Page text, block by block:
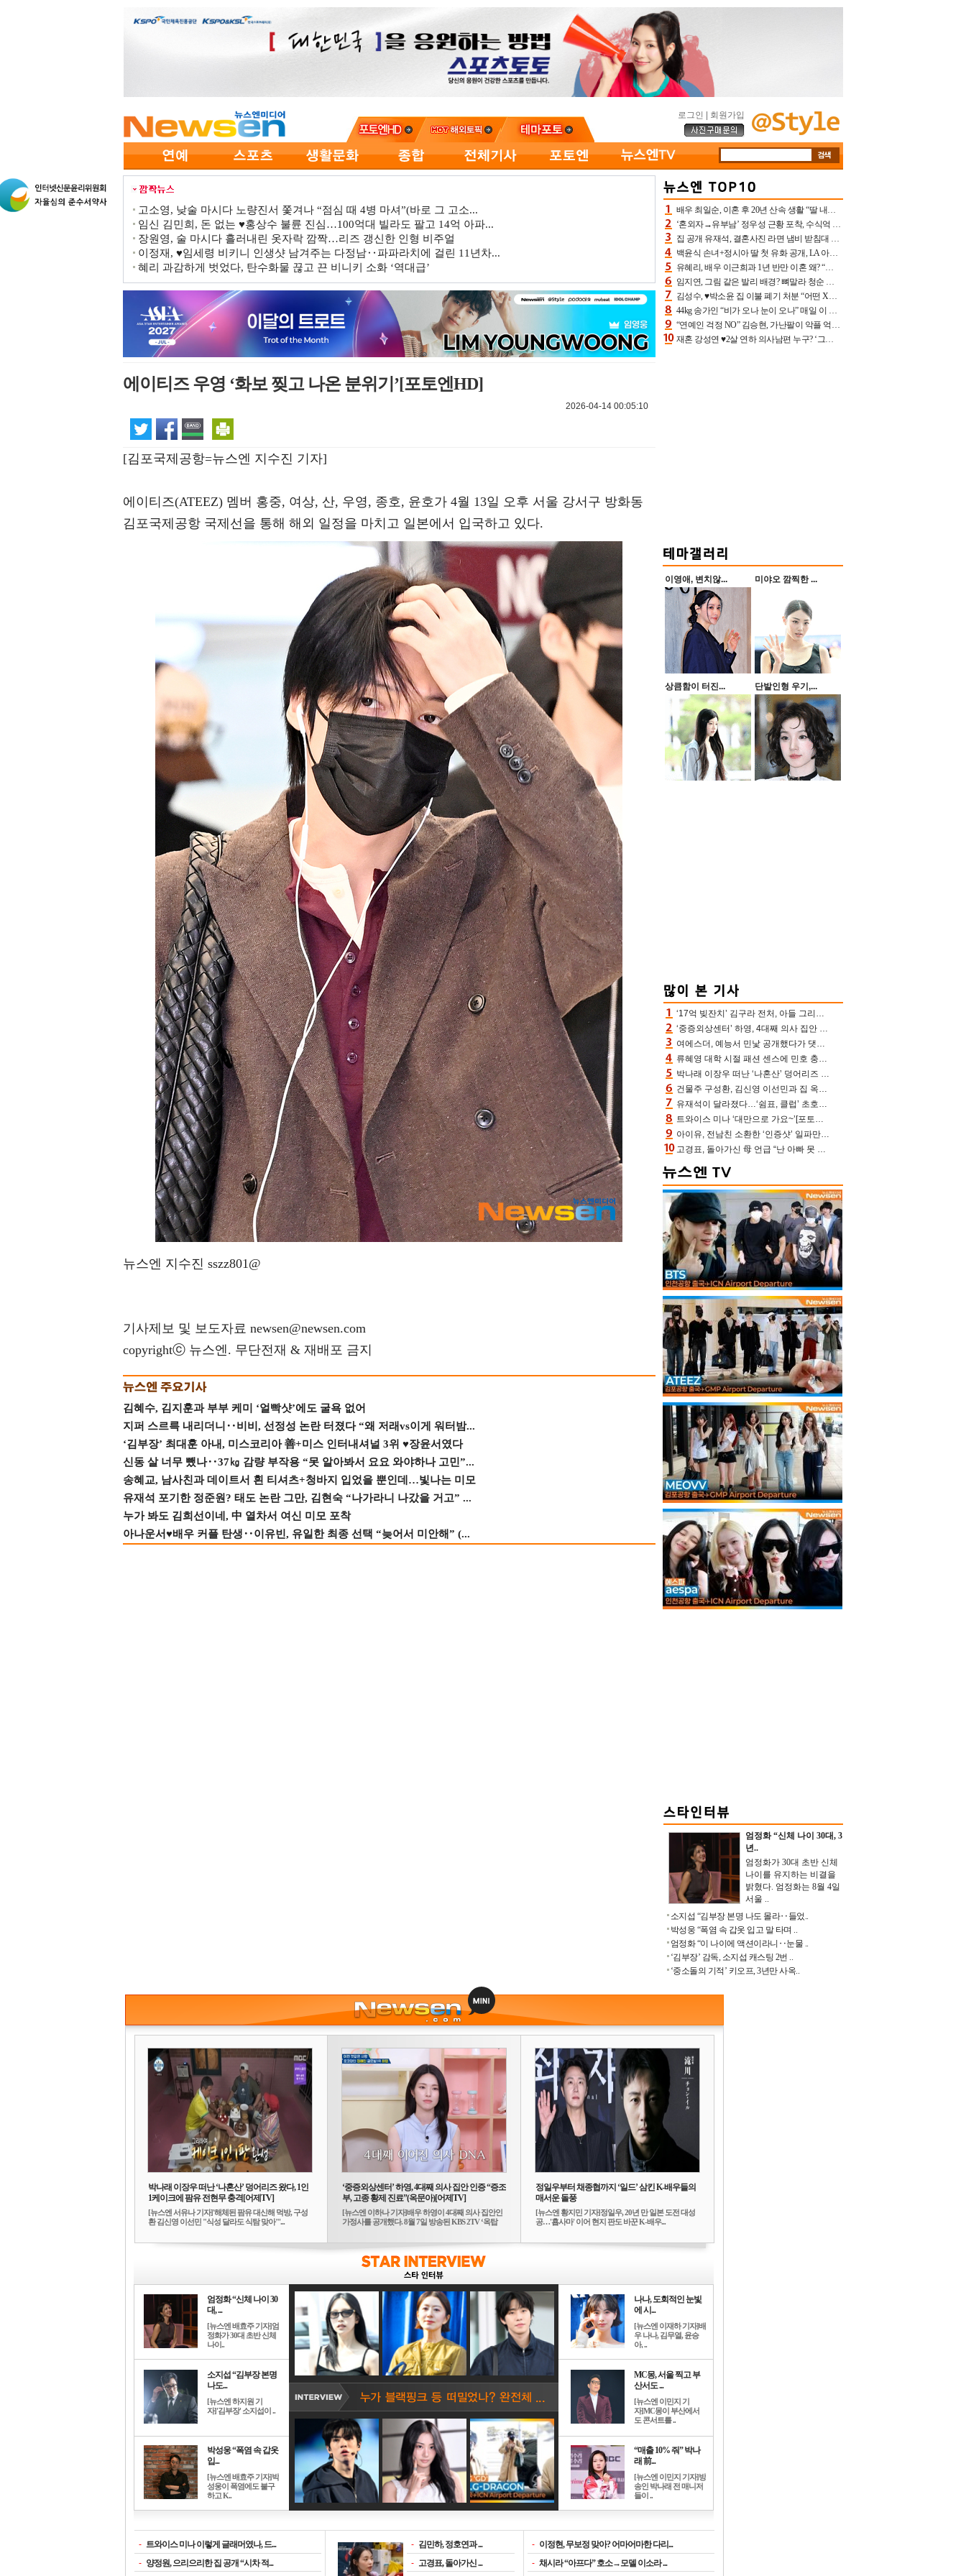
로그인 회원가입
고소영, 낮술 마시다 노량진서 쫓겨나 “점심 때 4병 마셔”(바로 그 고소...
임신 김민희, 돈 없는 ♥홍상수 불륜 진심…100억대 빌라도 팔고 14억 아파...
장원영, 술 마시다 흘러내린 옷자락 깜짝…리즈 갱신한 인형 비주얼
이정재, ♥임세령 비키니 인생샷 남겨주는 다정남‥파파라치에 걸린 11년차...
혜리 과감하게 벗었다, 탄수화물 끊고 끈 비니키 소화 ‘역대급’
에이티즈 우영 ‘화보 찢고 나온 분위기’[포토엔HD]
2026-04-14 00:05:10
[김포국제공항=뉴스엔 지수진 기자]
에이티즈(ATEEZ) 멤버 홍중, 여상, 산, 우영, 종호, 윤호가 4월 13일 오후 서울 강서구 방화동
김포국제공항 국제선을 통해 해외 일정을 마치고 일본에서 입국하고 있다.
뉴스엔 지수진 sszz801@
기사제보 및 보도자료 newsen@newsen.com
copyrightⓒ 뉴스엔. 무단전재 & 재배포 금지
김혜수, 김지훈과 부부 케미 ‘얼빡샷’에도 굴욕 없어
지퍼 스르륵 내리더니‥비비, 선정성 논란 터졌다 “왜 저래vs이게 워터밤...
‘김부장’ 최대훈 아내, 미스코리아 善+미스 인터내셔널 3위 ♥장윤서였다
신동 살 너무 뺐나‥37㎏ 감량 부작용 “못 알아봐서 요요 와야하나 고민”...
송혜교, 남사친과 데이트서 흰 티셔츠+청바지 입었을 뿐인데…빛나는 미모
유재석 포기한 정준원? 태도 논란 그만, 김현숙 “나가라니 나갔을 거고” ...
누가 봐도 김희선이네, 中 열차서 여신 미모 포착
아나운서♥배우 커플 탄생‥이유빈, 유일한 최종 선택 “늦어서 미안해” (...
배우 최일순, 이혼 후 20년 산속 생활 “딸 내가 버렸다고 원망‥맘 아파”(특종)[어제TV]
‘혼외자→유부남’ 정우성 근황 포착, 수식억 해킹 피해 후배 만났다 “존경하는”
집 공개 유재석, 결혼사진 라면 냄비 받침대 되고 분노‥가족사진도 피해(놀뭐)[어제TV]
백윤식 손녀+정시아 딸 첫 유화 공개, LA 아트쇼→서울국제조각페스타 작가다운 수준급 실력
유혜리, 배우 이근희과 1년 반만 이혼 왜? “식칼 꽂고 의자 던져” 충격 폭로(특종)[어제TV]
임지연, 그림 같은 발리 배경? 뼈말라 청순 비키니 핏에 상대 안 되네
김성수, ♥박소윤 집 이불 폐기 처분 “어떤 X이랑 썼을지 몰라” 질투(신랑수업2)[어제TV]
44kg 송가인 “비가 오나 눈이 오나” 매일 이 운동, 허벅지 근육량 상승+체지방 감소
“연예인 걱정 NO” 김승현, 가난팔이 악플 억울할만‥아내+딸과 日 여행
재혼 강성연 ♥2살 연하 의사남편 누구? ‘그알’ 자문의에 훈남 비주얼 초엘리트 스펙 [종합]
이영애, 변치않... 미야오 깜찍한 ...
상큼함이 터진... 단발인형 우기,...
‘17억 빚잔치’ 김구라 전처, 아들 그리는 “나 뿐인데” 친엄마 챙기는 효심 눈길
‘중증외상센터’ 하영, 4대째 의사 집안 인증 “증조부, 고종 황제 진료”(옥문아)[어제TV]
여에스더, 예능서 민낯 공개했다가 댓글에 충격 “눈 왜 저렇게 처졌냐고”(에스더TV)
류혜영 대학 시절 패션 센스에 민호 충격 “레몬색 레깅스에 다리 없는 줄”(나혼산)
박나래 이장우 떠난 ‘나혼산’ 덩어리즈 왔다, 1인 1케이크에 팜유 전현무 충격[어제TV]
건물주 구성환, 김신영 이선민과 집 옥상서 41만원 한우 파티 “화력이 성화봉송”(나혼산)
유재석이 달라졌다…‘쉼표, 클럽’ 초호화 코스에 주우재도 감탄 (놀면 뭐하니?)
트와이스 미나 ‘대만으로 가요~’[포토엔HD]
아이유, 전남친 소환한 ‘인증샷’ 일파만파 속…남사친 변우석 선물도 남겼나 ‘훈훈’
고경표, 돌아가신 母 언급 “난 아빠 못 될 듯” 족보 태운 부친 응원 뭉클(나혼산)
엄정화 “신체 나이 30대, 3
년..
엄정화가 30대 초반 신체
나이를 유지하는 비결을
밝혔다. 엄정화는 8월 4일
서울 ..
소지섭 “김부장 본명 나도 몰라‥들었..
박성웅 “폭염 속 갑옷 입고 말 타며 ..
엄정화 “이 나이에 액션이라니‥눈물 ..
‘김부장’ 감독, 소지섭 캐스팅 2번 ..
‘중소돌의 기적’ 키오프, 3년만 사옥..
박나래 이장우 떠난 ‘나혼산’ 덩어리즈 왔다, 1인
1케이크에 팜유 전현무 충격[어제TV]
[뉴스엔 서유나 기자]'해체된 팜유 대신해 먹방, 구성
환 김신영 이선민 "식성 달라도 식탐 맞아"'...
‘중증외상센터’ 하영, 4대째 의사 집안 인증 “증조
부, 고종 황제 진료”(옥문아)[어제TV]
[뉴스엔 이하나 기자]배우 하영이 4대째 의사 집안인
가정사를 공개했다. 8월 7일 방송된 KBS 2TV ‘옥탑
정일우부터 채종협까지 ‘일드’ 삼킨 K-배우들의
매서운 돌풍
[뉴스엔 황지민 기자]정일우, 20년 만 일본 도전 대성
공…'횹사마' 이어 현지 판도 바꾼 K-배우...
엄정화 “신체 나이 30
대, ...
[뉴스엔 배효주 기자]엄
정화가 30대 초반 신체
나이..
소지섭 “김부장 본명
나도...
[뉴스엔 하지원 기
자]'김부장' 소지섭이 ..
박성웅 “폭염 속 갑옷
입...
[뉴스엔 배효주 기자]박
성웅이 폭염에도 불구
하고 K..
나나, 도회적인 눈빛
에 시...
[뉴스엔 이재하 기자]배
우 나나, 김무열, 윤승
아, ..
MC몽, 서울 찍고 부
산서도 ...
[뉴스엔 이민지 기
자]MC몽이 부산에서
도 콘서트를 ..
“매출 10% 줘” 박나
래 前...
[뉴스엔 이민지 기자]방
송인 박나래 전 매니저
들이 ..
- 트와이스 미나 이렇게 글래머였나, 드...
- 양정원, 으리으리한 집 공개 “시차 적...
- 김민하, 정호연과 ...
- 고경표, 돌아가신 ...
- 이정현, 무보정 맞아? 어마어마한 다리...
- 채시라 “아프다” 호소→모델 이소라 ...